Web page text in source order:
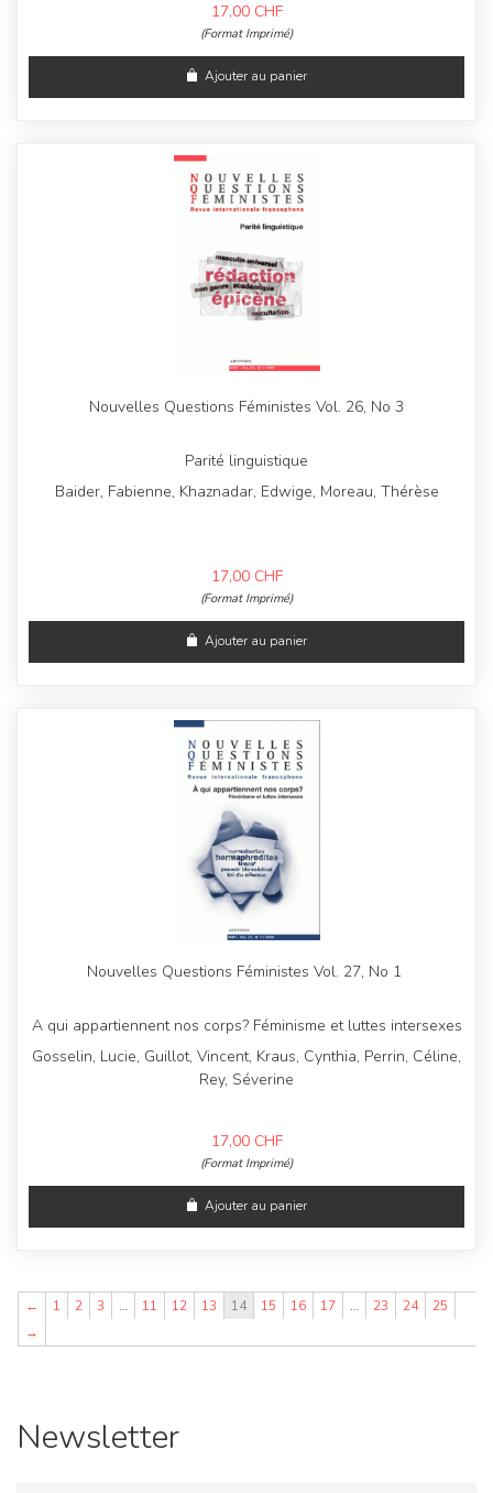
17,00 CHF
(Format Imprimé)
Ajouter au panier
Nouvelles Questions Féministes Vol. 26, No 3
Parité linguistique
Baider, Fabienne, Khaznadar, Edwige, Moreau, Thérèse
17,00 CHF
(Format Imprimé)
Ajouter au panier
Nouvelles Questions Féministes Vol. 27, No 1
A qui appartiennent nos corps? Féminisme et luttes intersexes
Gosselin, Lucie, Guillot, Vincent, Kraus, Cynthia, Perrin, Céline,
Rey, Séverine
17,00 CHF
(Format Imprimé)
Ajouter au panier
← 1 2 3 … 11 12 13 14 15 16 17 … 23 24
25
→
Newsletter